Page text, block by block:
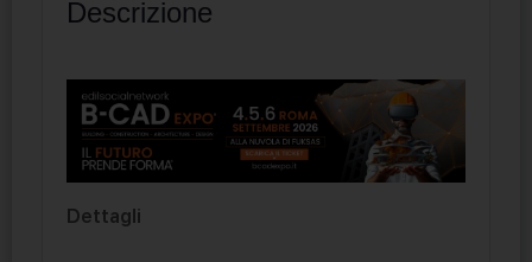
Descrizione
Dettagli